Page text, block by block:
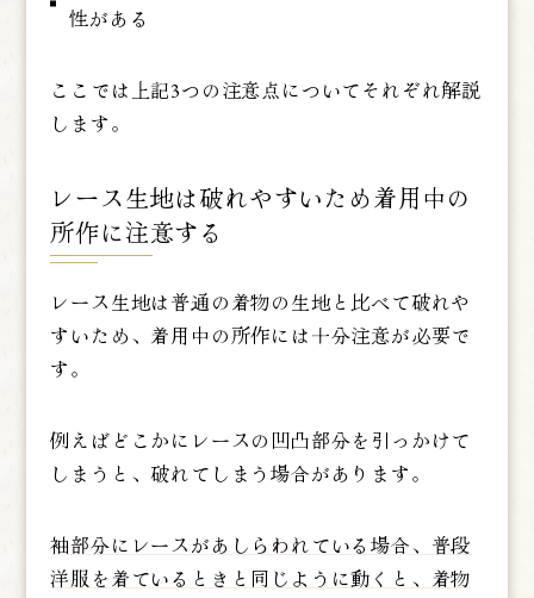
性がある
ここでは上記3つの注意点についてそれぞれ解説
します。
レース生地は破れやすいため着用中の
所作に注意する
レース生地は普通の着物の生地と比べて破れや
すいため、着用中の所作には十分注意が必要で
す。
例えばどこかにレースの凹凸部分を引っかけて
しまうと、破れてしまう場合があります。
袖部分にレースがあしらわれている場合、普段
洋服を着ているときと同じように動くと、着物